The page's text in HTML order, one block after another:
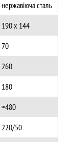
нержавіюча сталь
190 х 144
70
260
180
≈480
220/50